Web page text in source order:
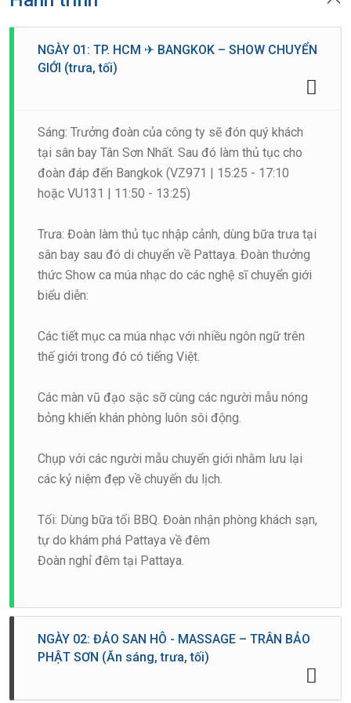
NGÀY 01: TP. HCM ✈ BANGKOK – SHOW CHUYỂN
GIỚI (trưa, tối)
Sáng: Trưởng đoàn của công ty sẽ đón quý khách
tại sân bay Tân Sơn Nhất. Sau đó làm thủ tục cho
đoàn đáp đến Bangkok (VZ971 | 15:25 - 17:10
hoặc VU131 | 11:50 - 13:25)
Trưa: Đoàn làm thủ tục nhập cảnh, dùng bữa trưa tại
sân bay sau đó di chuyển về Pattaya. Đoàn thưởng
thức Show ca múa nhạc do các nghệ sĩ chuyển giới
biểu diễn:
Các tiết mục ca múa nhạc với nhiều ngôn ngữ trên
thế giới trong đó có tiếng Việt.
Các màn vũ đạo sặc sỡ cùng các người mẫu nóng
bỏng khiến khán phòng luôn sôi động.
Chụp với các người mẫu chuyển giới nhằm lưu lại
các kỷ niệm đẹp về chuyến du lịch.
Tối: Dùng bữa tối BBQ. Đoàn nhận phòng khách sạn,
tự do khám phá Pattaya về đêm
Đoàn nghỉ đêm tại Pattaya.
NGÀY 02: ĐẢO SAN HÔ - MASSAGE – TRÂN BẢO
PHẬT SƠN (Ăn sáng, trưa, tối)